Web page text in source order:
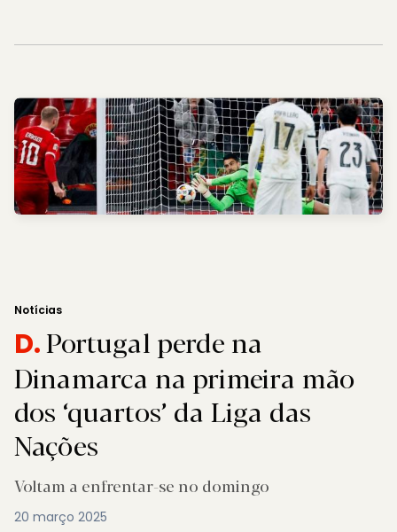
Notícias
D.Portugal perde na
Dinamarca na primeira mão
dos ‘quartos’ da Liga das
Nações
Voltam a enfrentar-se no domingo
20 março 2025